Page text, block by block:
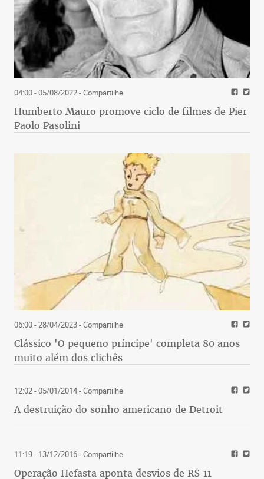
04:00 - 05/08/2022- Compartilhe
Humberto Mauro promove ciclo de filmes de Pier
Paolo Pasolini
06:00 - 28/04/2023- Compartilhe
Clássico 'O pequeno príncipe' completa 80 anos
muito além dos clichês
12:02 - 05/01/2014- Compartilhe
A destruição do sonho americano de Detroit
11:19 - 13/12/2016- Compartilhe
Operação Hefasta aponta desvios de R$ 11